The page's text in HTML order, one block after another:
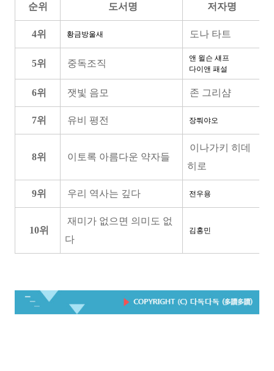
순위 도서명 저자명
4위 황금방울새 도나 타트
5위 중독조직
앤 윌슨 섀프
다이앤 패설
6위 잿빛 음모 존 그리샴
7위 유비 평전 장쭤야오
8위 이토록 아름다운 약자들
이나가키 히데
히로
9위 우리 역사는 깊다 전우용
10위
재미가 없으면 의미도 없
다
김홍민